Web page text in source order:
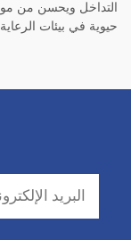
التداخل ويحسن من
حيوية في بيئات